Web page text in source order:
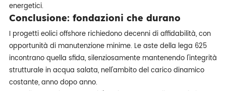
energetici.
Conclusione: fondazioni che durano
I progetti eolici offshore richiedono decenni di affidabilità, con
opportunità di manutenzione minime. Le aste della lega 625
incontrano quella sfida, silenziosamente mantenendo l'integrità
strutturale in acqua salata, nell'ambito del carico dinamico
costante, anno dopo anno.